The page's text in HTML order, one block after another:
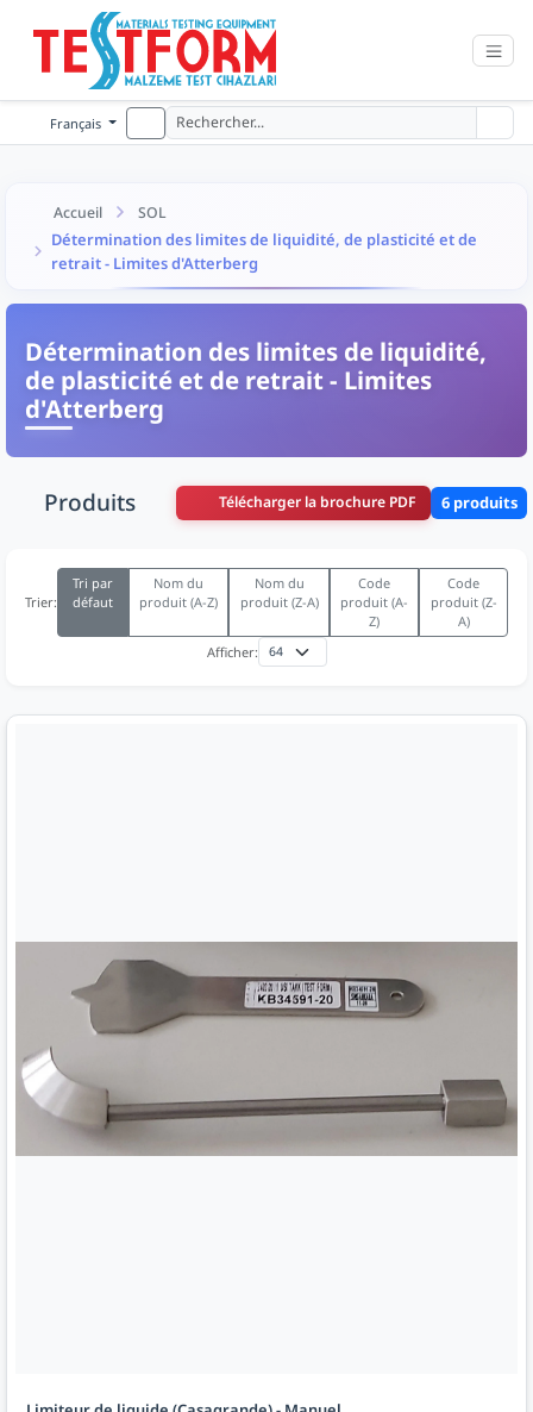
Français
Accueil SOL
Détermination des limites de liquidité, de plasticité et de
retrait - Limites d'Atterberg
Détermination des limites de liquidité,
de plasticité et de retrait - Limites
d'Atterberg
Produits Télécharger la brochure PDF 6 produits
Trier:
Tri par
défaut
Nom du
produit (A-Z)
Nom du
produit (Z-A)
Code
produit (A-
Z)
Code
produit (Z-
A)
Afficher: